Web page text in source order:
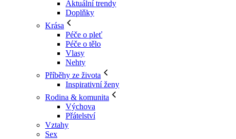
Aktuální trendy
Doplňky
Krása
Péče o pleť
Péče o tělo
Vlasy
Nehty
Příběhy ze života
Inspirativní ženy
Rodina & komunita
Výchova
Přátelství
Vztahy
Sex